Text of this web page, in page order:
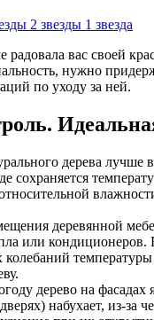
2 звезды 1 звезда
вас своей
нужно
по уходу за ней.
дерева лучше
сохраняется
деревянной
или кондиционеров.
колебаний
дерево на фасадах
набухает, из-за